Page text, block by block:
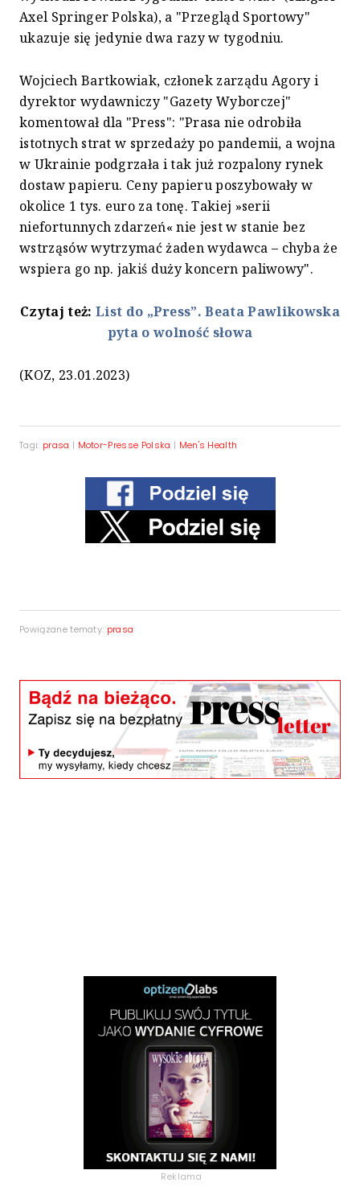
Axel Springer Polska), a "Przegląd Sportowy"
ukazuje się jedynie dwa razy w tygodniu.
Wojciech Bartkowiak, członek zarządu Agory i
dyrektor wydawniczy "Gazety Wyborczej"
komentował dla "Press": "Prasa nie odrobiła
istotnych strat w sprzedaży po pandemii, a wojna
w Ukrainie podgrzała i tak już rozpalony rynek
dostaw papieru. Ceny papieru poszybowały w
okolice 1 tys. euro za tonę. Takiej »serii
niefortunnych zdarzeń« nie jest w stanie bez
wstrząsów wytrzymać żaden wydawca – chyba że
wspiera go np. jakiś duży koncern paliwowy".
Czytaj też: List do „Press”. Beata Pawlikowska
pyta o wolność słowa
(KOZ, 23.01.2023)
Tagi: prasa | Motor-Presse Polska | Men's Health
Powiązane tematy: prasa
Reklama